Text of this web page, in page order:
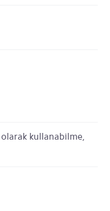
olarak kullanabilme,